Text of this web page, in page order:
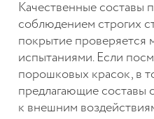
Качественные составы
соблюдением строгих
покрытие проверяется
испытаниями. Если
порошковых красок, в
предлагающие составы
к внешним